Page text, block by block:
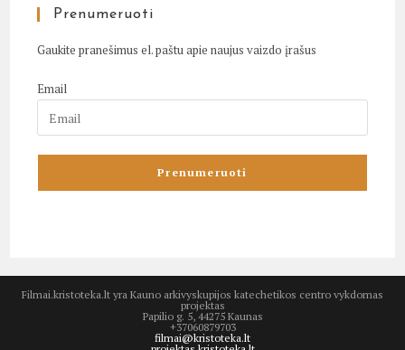
Prenumeruoti
Gaukite pranešimus el. paštu apie naujus vaizdo įrašus
Email
Filmai.kristoteka.lt yra Kauno arkivyskupijos katechetikos centro vykdomas
projektas
Papilio g. 5, 44275 Kaunas
+37060879703
filmai@kristoteka.lt